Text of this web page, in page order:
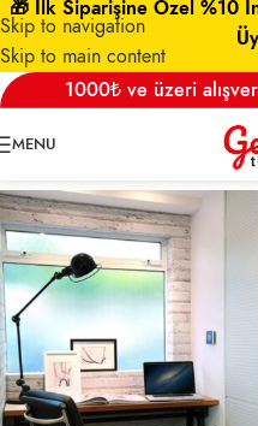
Skip to navigation
Skip to main content
🎁 İlk Siparişine Özel %10
1000₺ ve üzeri
MENU
post-
On